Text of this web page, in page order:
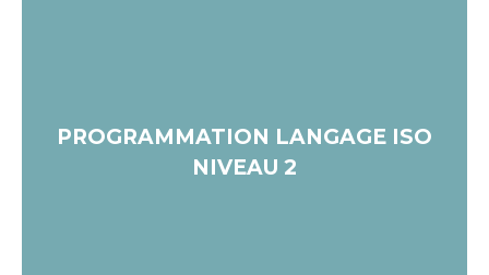
PROGRAMMATION LANGAGE ISO
NIVEAU 2
Postuler